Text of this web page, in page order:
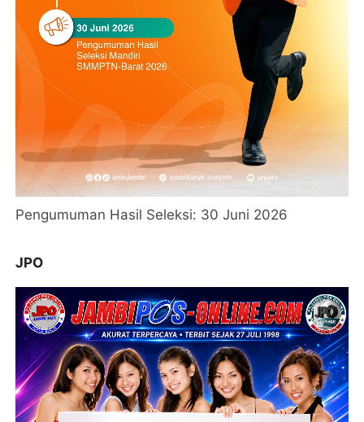
Pengumuman Hasil Seleksi: 30 Juni 2026
JPO